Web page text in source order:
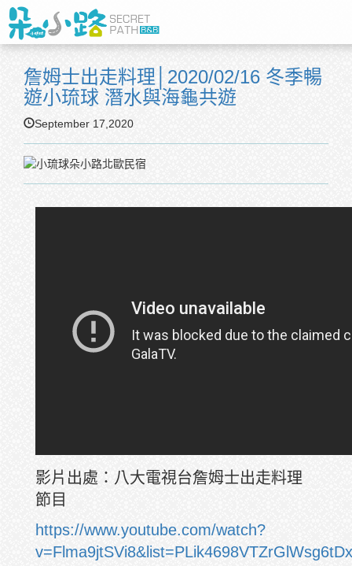
詹姆士出走料理│2020/02/16 冬季暢
遊小琉球 潛水與海龜共遊
September 17,2020
影片出處：八大電視台詹姆士出走料理
節目
https://www.youtube.com/watch?